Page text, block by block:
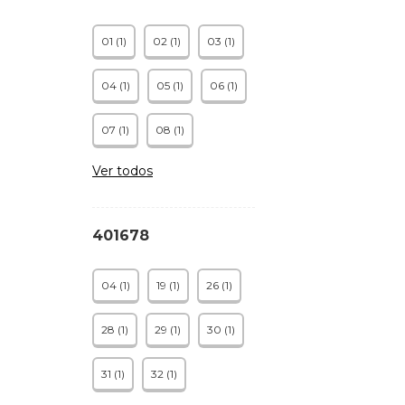
01 (1) 02 (1) 03 (1)
04 (1) 05 (1) 06 (1)
07 (1) 08 (1)
Ver todos
401678
04 (1) 19 (1) 26 (1)
28 (1) 29 (1) 30 (1)
31 (1) 32 (1)